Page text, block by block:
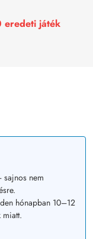
eredeti játék
sajnos nem
hónapban 10–12
miatt.